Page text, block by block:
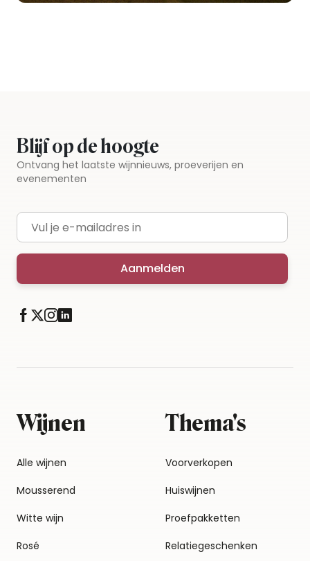
Blijf op de hoogte
Ontvang het laatste wijnnieuws, proeverijen en
evenementen
E-mailadres
Aanmelden
Wijnen
Alle wijnen
Mousserend
Witte wijn
Rosé
Thema's
Voorverkopen
Huiswijnen
Proefpakketten
Relatiegeschenken